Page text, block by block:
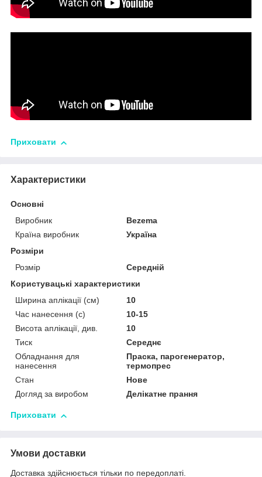
Приховати
Характеристики
Основні
Виробник
Bezema
Країна виробник
Україна
Розміри
Розмір
Середній
Користувацькі характеристики
Ширина аплікації (см)
10
Час нанесення (с)
10-15
Висота аплікації, див.
10
Тиск
Середнє
Обладнання для
нанесення
Праска, парогенератор,
термопрес
Стан
Нове
Догляд за виробом
Делікатне прання
Приховати
Умови доставки
Доставка здійснюється тільки по передоплаті.